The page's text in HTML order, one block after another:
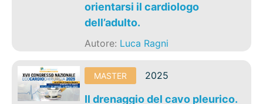
orientarsi il cardiologo
dell’adulto.
Autore: Luca Ragni
MASTER 2025
Il drenaggio del cavo pleurico.